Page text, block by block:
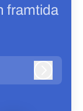
framtida